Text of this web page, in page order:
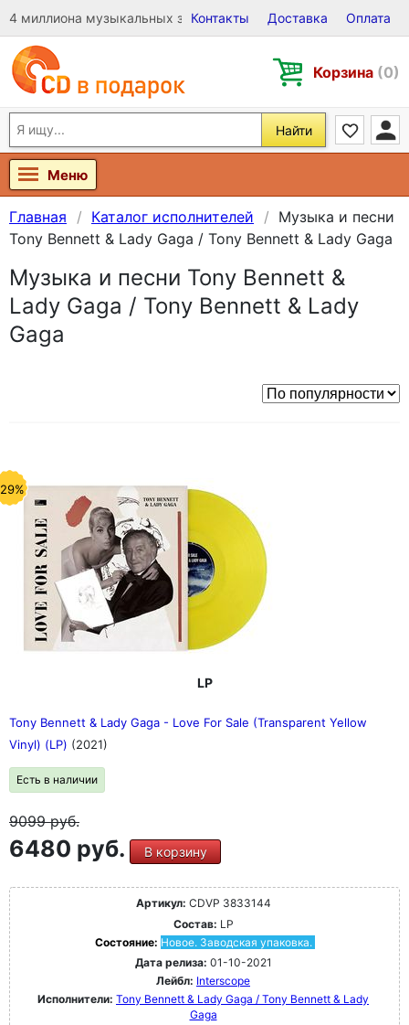
4 миллиона музыкальных записей на Виниле, CD и DVD
Контакты Доставка Оплата
Корзина (0)
Найти
Меню
Главная Каталог исполнителей
Музыка и песни
Tony Bennett & Lady Gaga / Tony Bennett & Lady Gaga
Музыка и песни Tony Bennett &
Lady Gaga / Tony Bennett & Lady
Gaga
LP
Tony Bennett & Lady Gaga - Love For Sale (Transparent Yellow
Vinyl) (LP) (2021)
Есть в наличии
9099руб.
6480 руб. В корзину
Артикул: CDVP 3833144
Состав: LP
Состояние: Новое. Заводская упаковка.
Дата релиза: 01-10-2021
Лейбл: Interscope
Исполнители: Tony Bennett & Lady Gaga / Tony Bennett & Lady
Gaga